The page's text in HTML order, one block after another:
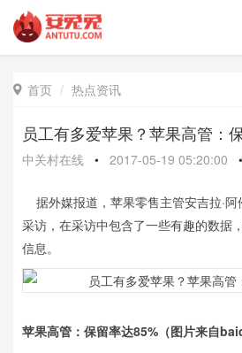
 首页 热点资讯
员工有多爱苹果？苹果高管：
中关村在线 • 2017-05-19 05:20:00 •
据外媒报道，苹果零售主管安吉拉·
采访，在采访中包含了一些有趣的数据
信息。
苹果高管：保留率达85%（图片来自